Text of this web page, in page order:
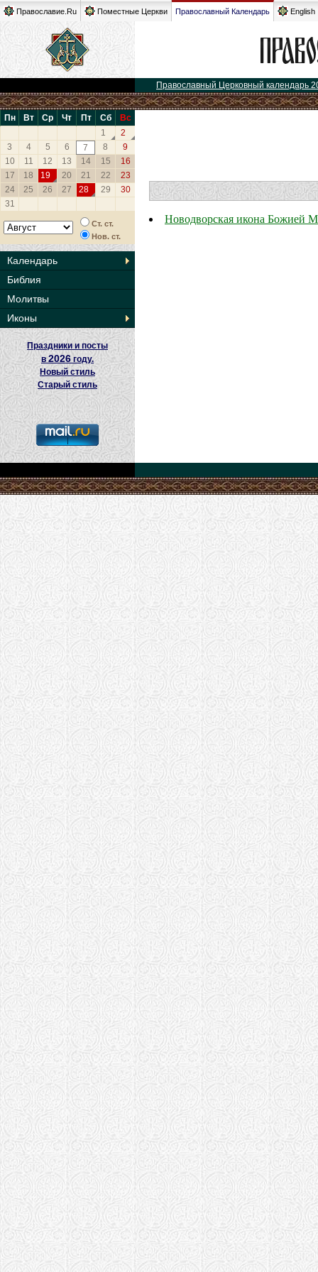
Православие.Ru Поместные Церкви Православный Календарь English
Православный Церковный календарь
Пн Вт Ср Чт Пт Сб
Вс
1
2
3
4 5 6 7 8
9
10
11 12 13 14 15
16
17
18 19 20 21 22
23
24
25 26 27 28 29
30
31
Ст. ст.
Нов. ст.
Календарь
Библия
Молитвы
Иконы
Праздники и посты
в2026 году.
Новый стиль
Старый стиль
Новодворская икона Божией